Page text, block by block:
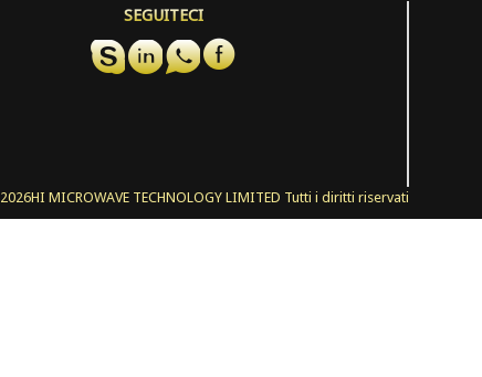
SEGUITECI
2026HI MICROWAVE TECHNOLOGY LIMITED Tutti i diritti riservati